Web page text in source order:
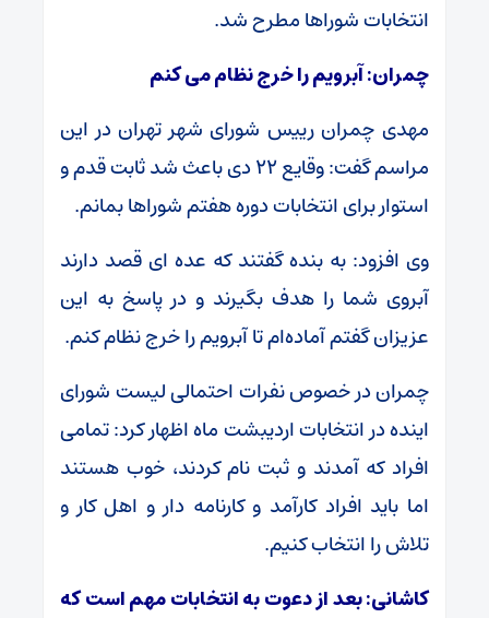
انتخابات شوراها مطرح شد.
چمران: آبرویم را خرج نظام می کنم
مهدی چمران رییس شورای شهر تهران در این
مراسم گفت: وقایع ۲۲ دی باعث شد ثابت قدم و
استوار برای انتخابات دوره هفتم شوراها بمانم.
وی افزود: به بنده گفتند که عده ای قصد دارند
آبروی شما را هدف بگیرند و در پاسخ به این
عزیزان گفتم آماده‌ام تا آبرویم را خرج نظام کنم.
چمران در خصوص نفرات احتمالی لیست شورای
اینده در انتخابات اردیبشت ماه اظهار کرد: تمامی
افراد که آمدند و ثبت نام کردند، خوب‌ هستند
اما باید افراد کارآمد و کارنامه دار و اهل کار و
تلاش را انتخاب کنیم.
کاشانی: بعد از دعوت به انتخابات مهم است که